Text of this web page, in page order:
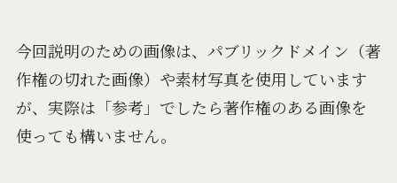
今回説明のための画像は、パブリックドメイン（著
作権の切れた画像）や素材写真を使用しています
が、実際は「参考」でしたら著作権のある画像を
使っても構いません。